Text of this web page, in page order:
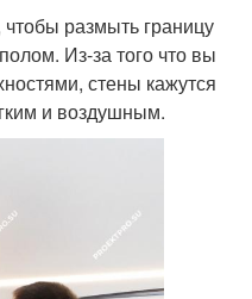
размыть границу
Из-за того что вы
стены кажутся
и воздушным.